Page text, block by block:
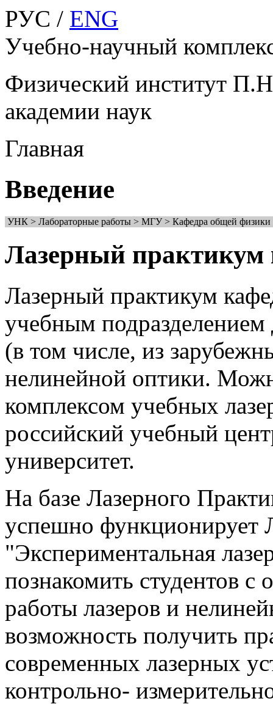
РУС / ENG
Учебно-научный
Физический институт
академии наук
Главная
Введение
УНК > Лабораторные работы > МГУ > Кафедра общей физики
Лазерный
Лазерный практикум
учебным подразделением
(в том числе, из
нелинейной оптики.
комплексом учебных
российский учебный
университет.
На базе Лазерного
успешно функционирует
"Экспериментальная
познакомить студентов
работы лазеров и
возможность получить
современных лазерных
контрольно-